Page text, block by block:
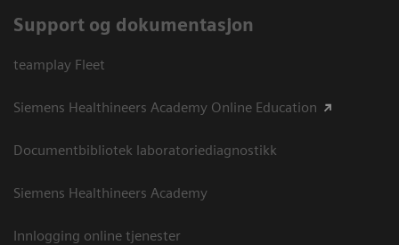
Support og dokumentasjon
teamplay Fleet
Siemens Healthineers Academy Online Education
Documentbibliotek laboratoriediagnostikk
Siemens Healthineers Academy
Innlogging online tjenester